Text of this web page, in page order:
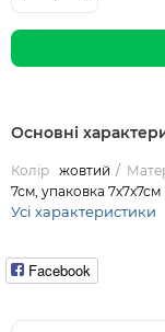
Основні
Колір жовтий
7см, упаковка 7х7х7см
Усі характеристики
Facebook